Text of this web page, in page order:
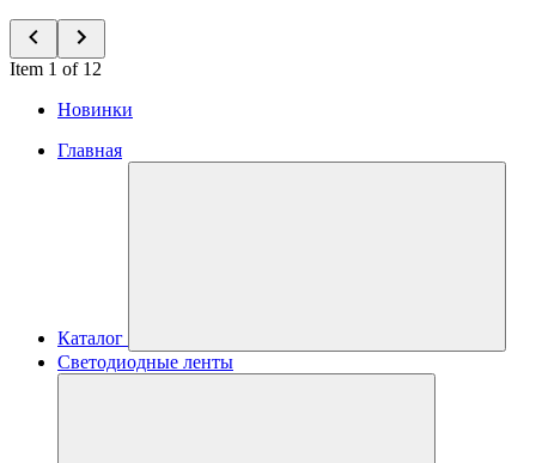
Item 1 of 12
Новинки
Главная
Каталог
Светодиодные ленты